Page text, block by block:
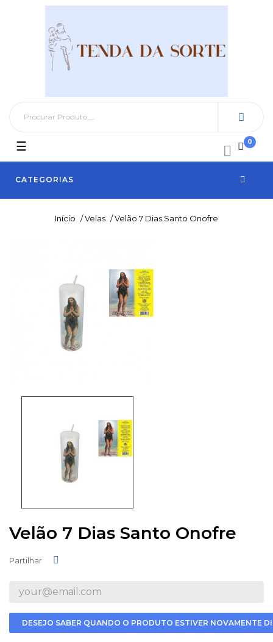
0

CATEGORIAS
Toggle
navigation
☰
Início /Velas /Velão 7 Dias Santo Onofre
Velão 7 Dias Santo Onofre
Partilhar
DESEJO SABER QUANDO O PRODUTO ESTIVER NOVAMENTE